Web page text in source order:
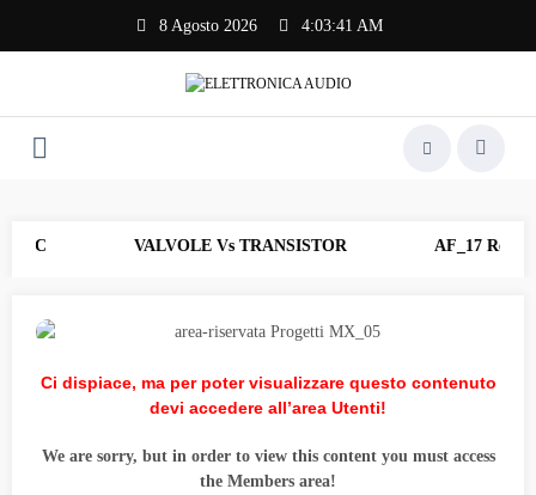
contenuto
8 Agosto 2026 4:03:41 AM
VALVOLE Vs TRANSISTOR AF_17
Ci dispiace, ma per poter visualizzare questo contenuto
devi accedere all’area Utenti!
We are sorry, but in order to view this content you must access
the Members area!